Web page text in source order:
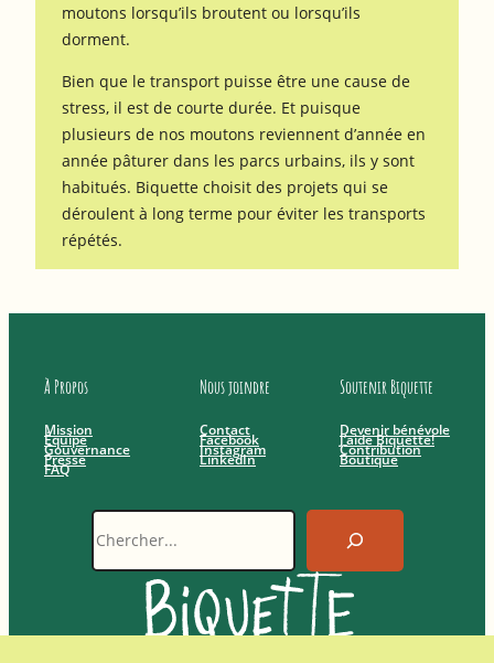
moutons lorsqu’ils broutent ou lorsqu’ils
dorment.
Bien que le transport puisse être une cause de
stress, il est de courte durée. Et puisque
plusieurs de nos moutons reviennent d’année en
année pâturer dans les parcs urbains, ils y sont
habitués. Biquette choisit des projets qui se
déroulent à long terme pour éviter les transports
répétés.
Recherche
À Propos
Mission
Équipe
Gouvernance
Presse
FAQ
Nous joindre
Contact
Facebook
Instagram
LinkedIn
Soutenir Biquette
Devenir bénévole
J’aide Biquette!
Contribution
Boutique